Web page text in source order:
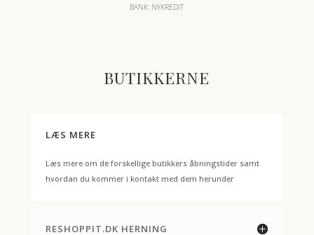
BANK: NYKREDIT
BUTIKKERNE
LÆS MERE
Læs mere om de forskellige butikkers åbningstider samt
hvordan du kommer i kontakt med dem herunder
RESHOPPIT.DK HERNING